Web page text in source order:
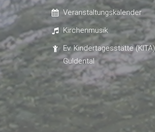
Veranstaltungskalender
Kirchenmusik
Ev. Kindertagesstätte (KITA)
Guldental